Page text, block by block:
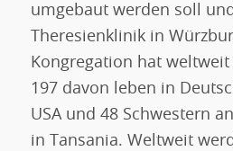
umgebaut werden soll
Theresienklinik in
Kongregation hat weltweit
197 davon leben in
USA und 48 Schwestern
in Tansania. Weltweit